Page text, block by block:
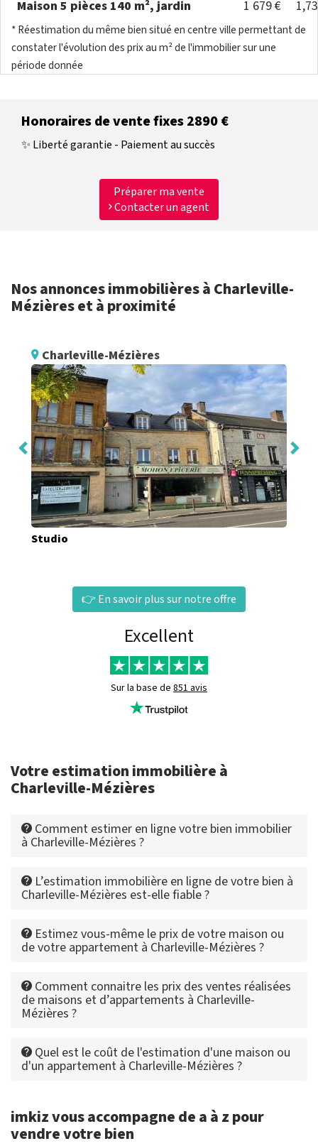
Maison 5 pièces 140 m², jardin 1 679 €
* Réestimation du même bien situé en centre ville permettant de
constater l'évolution des prix au m² de l'immobilier sur une
période donnée
Honoraires de vente fixes 2890 €
✨ Liberté garantie - Paiement au succès
Préparer ma vente
Contacter un agent
Nos annonces immobilières à Charleville-
Mézières et à proximité
Charleville-Mézières
Studio
👉 En savoir plus sur notre offre
Excellent
Sur la base de 851 avis
Votre estimation immobilière à
Charleville-Mézières
Comment estimer en ligne votre bien immobilier
à Charleville-Mézières ?
L’estimation immobilière en ligne de votre bien à
Charleville-Mézières est-elle fiable ?
Estimez vous-même le prix de votre maison ou
de votre appartement à Charleville-Mézières ?
Comment connaitre les prix des ventes réalisées
de maisons et d’appartements à Charleville-
Mézières ?
Quel est le coût de l'estimation d'une maison ou
d'un appartement à Charleville-Mézières ?
imkiz vous accompagne de a à z pour
vendre votre bien